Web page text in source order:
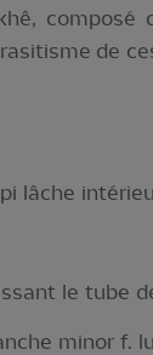
composé
de
lâche
le tube
minor f.